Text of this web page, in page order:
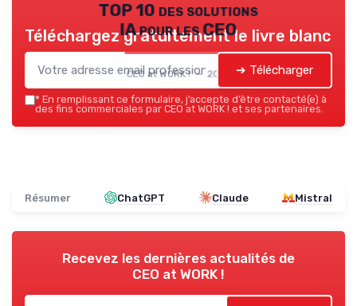
TOP 10 des solutions
IA pour les CEO
CEO at WORK ! — 2026
Téléchargez gratuitement le livre blanc
➔ Télécharger
* En remplissant ce formulaire, j’accepte d’être contacté(e) à
des fins commerciales par CEO at WORK ! et ses partenaires.
Résumer ChatGPT Claude Mistral
Recevez les dernières actualités de
CEO at WORK !